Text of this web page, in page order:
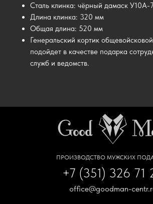
Сталь клинка: чёрный дамаск
Длина клинка: 320 мм
Общая длина: 520 мм
Генеральский кортик
подойдет в качестве подарка
служб и ведомств.
ПРОИЗВОДСТВО МУЖСКИХ
+7 (351) 326 71
office@goodman-